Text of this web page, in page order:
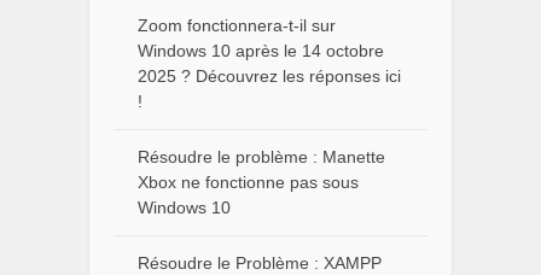
Zoom fonctionnera-t-il sur
Windows 10 après le 14 octobre
2025 ? Découvrez les réponses ici
!
Résoudre le problème : Manette
Xbox ne fonctionne pas sous
Windows 10
Résoudre le Problème : XAMPP